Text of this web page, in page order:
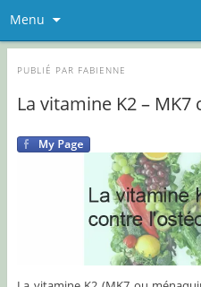
Menu
PUBLIÉ PAR FABIENNE
La vitamine K2 –